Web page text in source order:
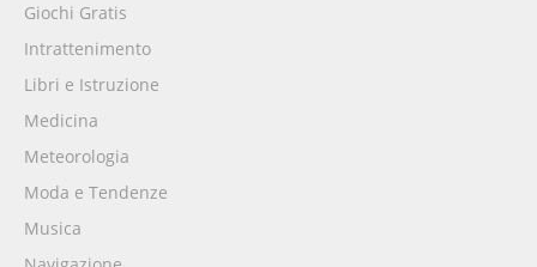
Giochi Gratis
Intrattenimento
Libri e Istruzione
Medicina
Meteorologia
Moda e Tendenze
Musica